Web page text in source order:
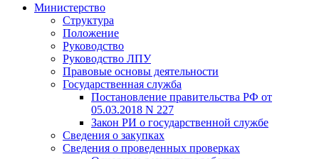
Министерство
Структура
Положение
Руководство
Руководство ЛПУ
Правовые основы деятельности
Государственная служба
Постановление правительства РФ от
05.03.2018 N 227
Закон РИ о государственной службе
Сведения о закупках
Сведения о проведенных проверках